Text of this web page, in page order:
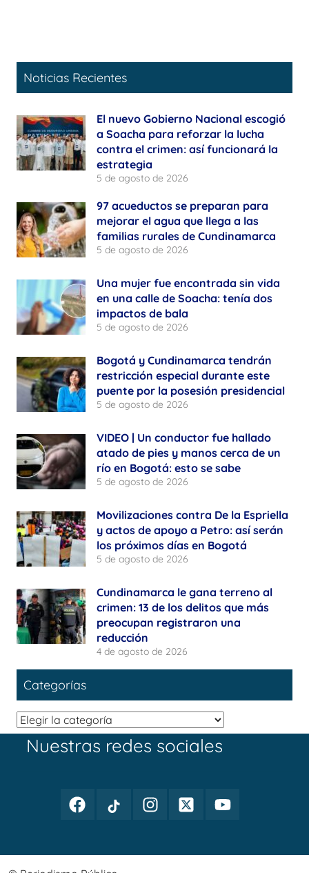
Noticias Recientes
El nuevo Gobierno Nacional escogió
a Soacha para reforzar la lucha
contra el crimen: así funcionará la
estrategia
5 de agosto de 2026
97 acueductos se preparan para
mejorar el agua que llega a las
familias rurales de Cundinamarca
5 de agosto de 2026
Una mujer fue encontrada sin vida
en una calle de Soacha: tenía dos
impactos de bala
5 de agosto de 2026
Bogotá y Cundinamarca tendrán
restricción especial durante este
puente por la posesión presidencial
5 de agosto de 2026
VIDEO | Un conductor fue hallado
atado de pies y manos cerca de un
río en Bogotá: esto se sabe
5 de agosto de 2026
Movilizaciones contra De la Espriella
y actos de apoyo a Petro: así serán
los próximos días en Bogotá
5 de agosto de 2026
Cundinamarca le gana terreno al
crimen: 13 de los delitos que más
preocupan registraron una
reducción
4 de agosto de 2026
Categorías
Categorías
Nuestras redes sociales
Facebook
Periodismo
TikTok
Periodismo
InstagramTwitterYoutube